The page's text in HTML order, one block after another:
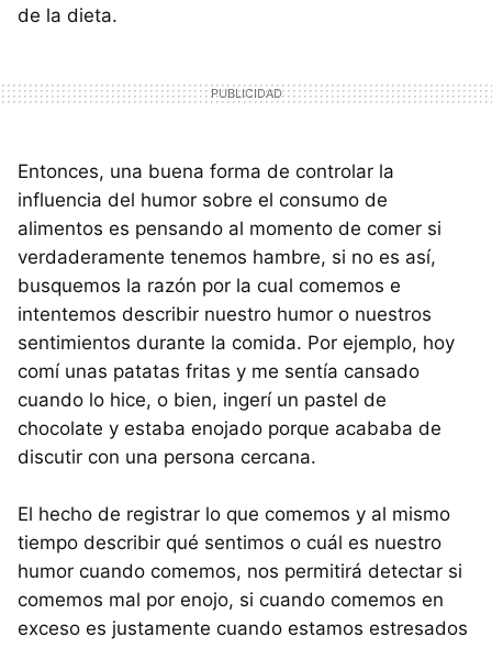
de la dieta.
Entonces, una buena forma de controlar la
influencia del humor sobre el consumo de
alimentos es pensando al momento de comer si
verdaderamente tenemos hambre, si no es así,
busquemos la razón por la cual comemos e
intentemos describir nuestro humor o nuestros
sentimientos durante la comida. Por ejemplo, hoy
comí unas patatas fritas y me sentía cansado
cuando lo hice, o bien, ingerí un pastel de
chocolate y estaba enojado porque acababa de
discutir con una persona cercana.
El hecho de registrar lo que comemos y al mismo
tiempo describir qué sentimos o cuál es nuestro
humor cuando comemos, nos permitirá detectar si
comemos mal por enojo, si cuando comemos en
exceso es justamente cuando estamos estresados